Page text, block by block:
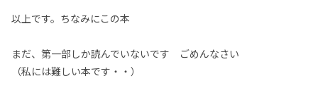
以上です。ちなみにこの本
まだ、第一部しか読んでいないです ごめんなさい
（私には難しい本です・・）